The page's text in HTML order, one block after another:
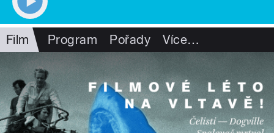
Film Program Pořady Více…